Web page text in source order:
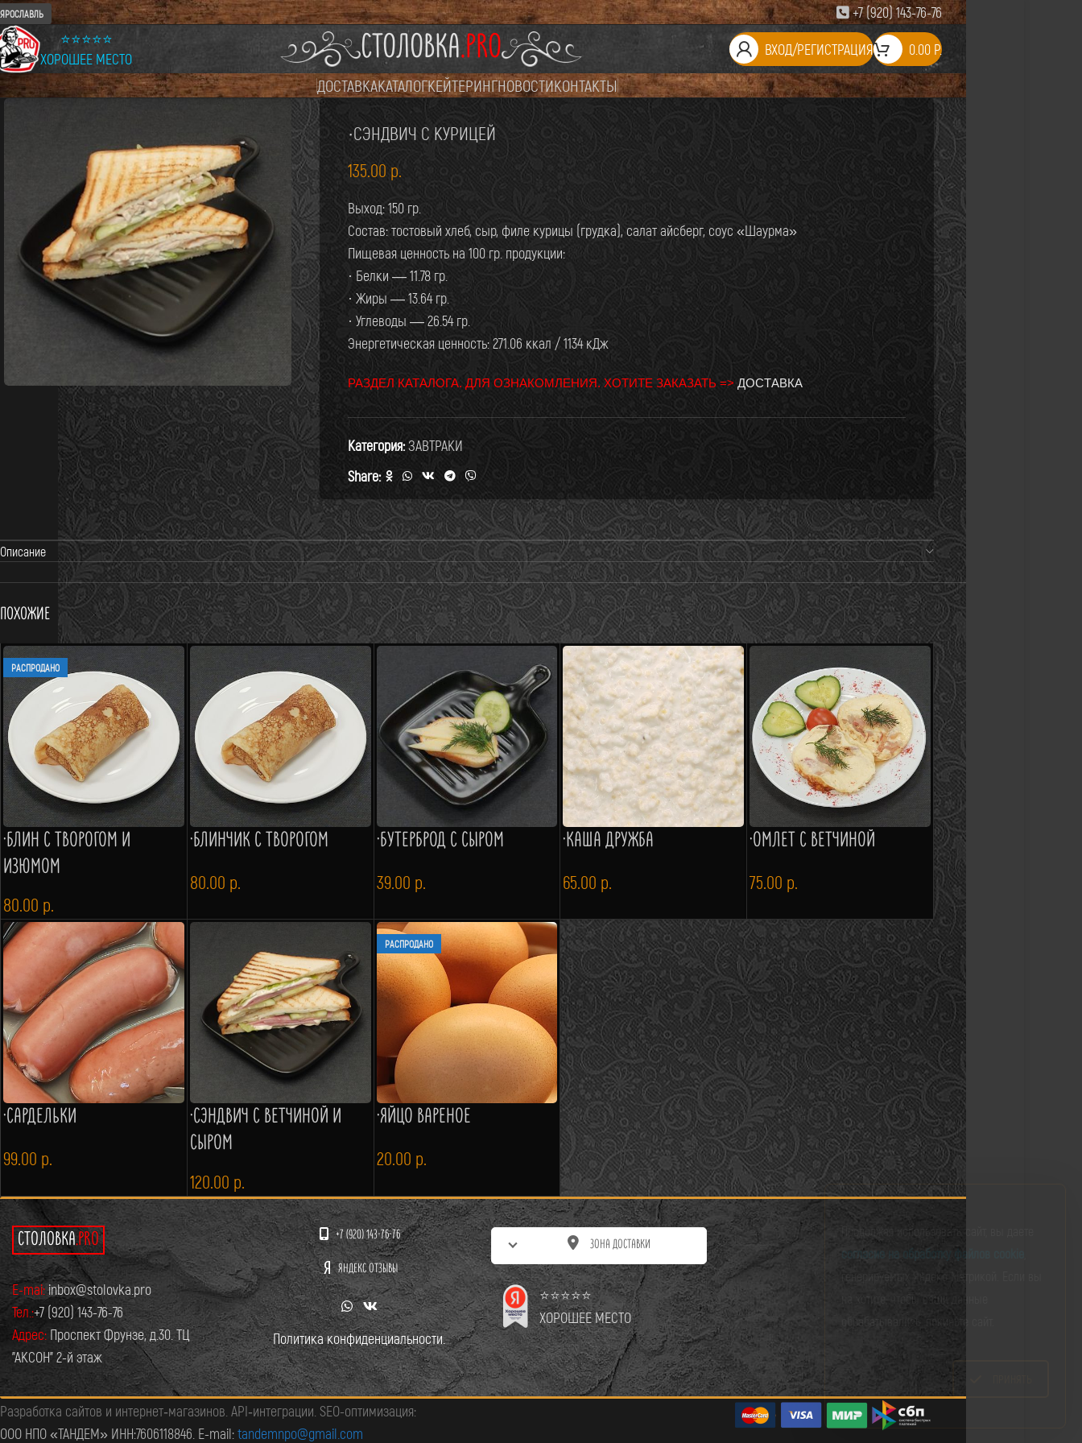
ЯРОСЛАВЛЬ
+7 (920) 143-76-76
⭐⭐⭐⭐⭐
ХОРОШЕЕ МЕСТО
СТОЛОВКА.PRO ВХОД/РЕГИСТРАЦИЯ 0.00 Р.
ДОСТАВКАКАТАЛОГКЕЙТЕРИНГНОВОСТИКОНТАКТЫ
·СЭНДВИЧ С КУРИЦЕЙ
135.00 р.
Выход: 150 гр.
Состав: тостовый хлеб, сыр, филе курицы (грудка), салат айсберг, соус «Шаурма»
Пищевая ценность на 100 гр. продукции:
· Белки — 11.78 гр.
· Жиры — 13.64 гр.
· Углеводы — 26.54 гр.
Энергетическая ценность: 271.06 ккал / 1134 кДж
РАЗДЕЛ КАТАЛОГА. ДЛЯ ОЗНАКОМЛЕНИЯ. ХОТИТЕ ЗАКАЗАТЬ => ДОСТАВКА
Категория:ЗАВТРАКИ
Share:
Описание
Похожие
РАСПРОДАНО
·БЛИН С ТВОРОГОМ И
ИЗЮМОМ
80.00 р.
·БЛИНЧИК С ТВОРОГОМ
80.00 р.
·БУТЕРБРОД С СЫРОМ
39.00 р.
·КАША ДРУЖБА
65.00 р.
·ОМЛЕТ С ВЕТЧИНОЙ
75.00 р.
·САРДЕЛЬКИ
99.00 р.
·СЭНДВИЧ С ВЕТЧИНОЙ И
СЫРОМ
120.00 р.
РАСПРОДАНО
·ЯЙЦО ВАРЕНОЕ
20.00 р.
СТОЛОВКА.PRO
E-mai:inbox@stolovka.pro
Тел.:+7 (920) 143-76-76
Адрес: Проспект Фрунзе, д.30. ТЦ
"АКСОН" 2-й этаж
+7 (920) 143-76-76
ЯНДЕКС ОТЗЫВЫ
Политика конфиденциальности.
ЗОНА ДОСТАВКИ
⭐⭐⭐⭐⭐
ХОРОШЕЕ МЕСТО
Разработка сайтов и интернет‑магазинов. API‑интеграции. SEO-оптимизация:
ООО НПО «ТАНДЕМ» ИНН:7606118846. E-mail:tandemnpo@gmail.com
Продолжая использовать сайт, вы даете
согласие на обработку файлов cookie
генерируемых Яндекс Метрикой. Если вы
не хотите, чтобы ваши данные
обрабатывались, покиньте сайт.